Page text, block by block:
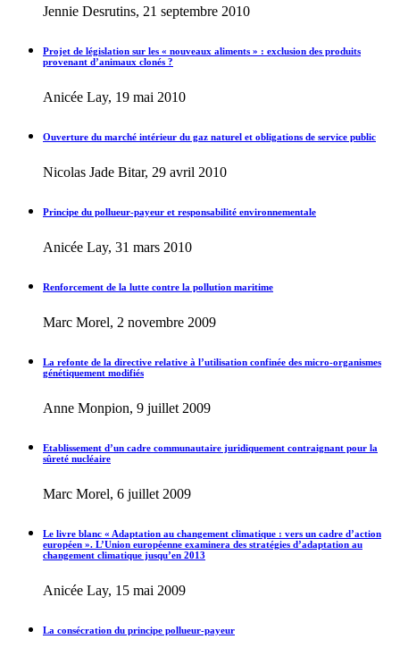
Jennie Desrutins, 21 septembre 2010
Projet de législation sur les « nouveaux aliments » : exclusion des produits
provenant d’animaux clonés ?
Anicée Lay, 19 mai 2010
Ouverture du marché intérieur du gaz naturel et obligations de service public
Nicolas Jade Bitar, 29 avril 2010
Principe du pollueur-payeur et responsabilité environnementale
Anicée Lay, 31 mars 2010
Renforcement de la lutte contre la pollution maritime
Marc Morel, 2 novembre 2009
La refonte de la directive relative à l’utilisation confinée des micro-organismes
génétiquement modifiés
Anne Monpion, 9 juillet 2009
Etablissement d’un cadre communautaire juridiquement contraignant pour la
sûreté nucléaire
Marc Morel, 6 juillet 2009
Le livre blanc « Adaptation au changement climatique : vers un cadre d’action
européen ». L’Union européenne examinera des stratégies d’adaptation au
changement climatique jusqu’en 2013
Anicée Lay, 15 mai 2009
La consécration du principe pollueur-payeur